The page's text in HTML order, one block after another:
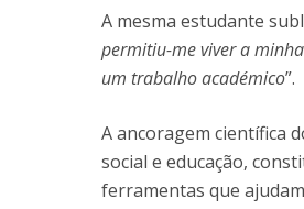
A mesma estudante
permitiu-me viver a
um trabalho académico”.
A ancoragem científica
social e educação,
ferramentas que